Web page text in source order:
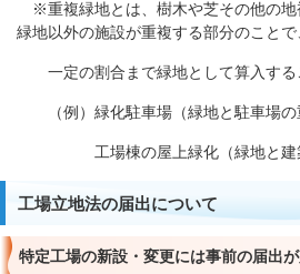
※重複緑地とは、樹木や芝その他の地
緑地以外の施設が重複する部分のことで
一定の割合まで緑地として算入する
（例）緑化駐車場（緑地と駐車場の
工場棟の屋上緑化（緑地と建築
工場立地法の届出について
特定工場の新設・変更には事前の届出